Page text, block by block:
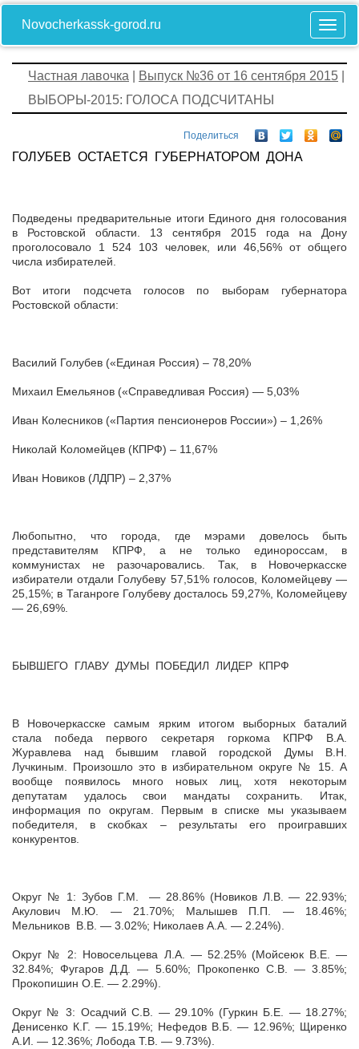
Novocherkassk-gorod.ru
Частная лавочка Выпуск №36 от 16 сентября 2015
ВЫБОРЫ-2015: ГОЛОСА ПОДСЧИТАНЫ
Поделиться
ГОЛУБЕВ ОСТАЕТСЯ ГУБЕРНАТОРОМ ДОНА
Подведены предварительные итоги Единого дня голосования
в Ростовской области. 13 сентября 2015 года на Дону
проголосовало 1 524 103 человек, или 46,56% от общего
числа избирателей.
Вот итоги подсчета голосов по выборам губернатора
Ростовской области:
Василий Голубев («Единая Россия) – 78,20%
Михаил Емельянов («Справедливая Россия) — 5,03%
Иван Колесников («Партия пенсионеров России») – 1,26%
Николай Коломейцев (КПРФ) – 11,67%
Иван Новиков (ЛДПР) – 2,37%
Любопытно, что города, где мэрами довелось быть
представителям КПРФ, а не только единороссам, в
коммунистах не разочаровались. Так, в Новочеркасске
избиратели отдали Голубеву 57,51% голосов, Коломейцеву —
25,15%; в Таганроге Голубеву досталось 59,27%, Коломейцеву
— 26,69%.
БЫВШЕГО ГЛАВУ ДУМЫ ПОБЕДИЛ ЛИДЕР КПРФ
В Новочеркасске самым ярким итогом выборных баталий
стала победа первого секретаря горкома КПРФ В.А.
Журавлева над бывшим главой городской Думы В.Н.
Лучкиным. Произошло это в избирательном округе № 15. А
вообще появилось много новых лиц, хотя некоторым
депутатам удалось свои мандаты сохранить. Итак,
информация по округам. Первым в списке мы указываем
победителя, в скобках – результаты его проигравших
конкурентов.
Округ № 1: Зубов Г.М. — 28.86% (Новиков Л.В. — 22.93%;
Акулович М.Ю. — 21.70%; Малышев П.П. — 18.46%;
Мельников В.В. — 3.02%; Николаев А.А. — 2.24%).
Округ № 2: Новосельцева Л.А. — 52.25% (Мойсеюк В.Е. —
32.84%; Фугаров Д.Д. — 5.60%; Прокопенко С.В. — 3.85%;
Прокопишин О.Е. — 2.29%).
Округ № 3: Осадчий С.В. — 29.10% (Гуркин Б.Е. — 18.27%;
Денисенко К.Г. — 15.19%; Нефедов В.Б. — 12.96%; Щиренко
А.И. — 12.36%; Лобода Т.В. — 9.73%).